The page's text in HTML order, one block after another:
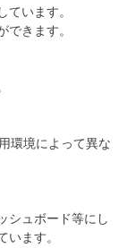
います。
きます。
環境によって異な
シュボード等にし
ます。